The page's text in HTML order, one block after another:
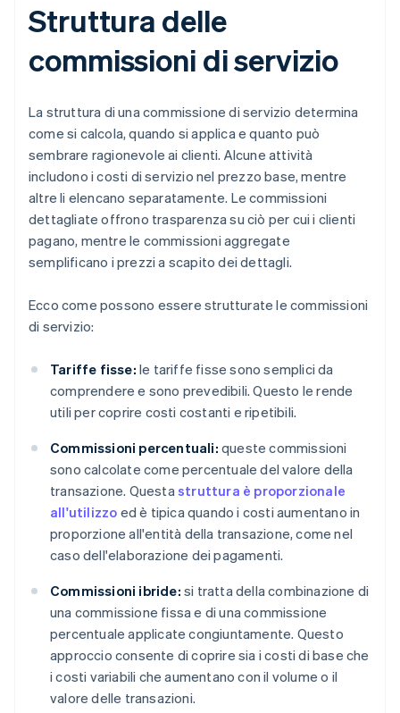
Struttura delle
commissioni di servizio
La struttura di una commissione di servizio determina
come si calcola, quando si applica e quanto può
sembrare ragionevole ai clienti. Alcune attività
includono i costi di servizio nel prezzo base, mentre
altre li elencano separatamente. Le commissioni
dettagliate offrono trasparenza su ciò per cui i clienti
pagano, mentre le commissioni aggregate
semplificano i prezzi a scapito dei dettagli.
Ecco come possono essere strutturate le commissioni
di servizio:
Tariffe fisse: le tariffe fisse sono semplici da
comprendere e sono prevedibili. Questo le rende
utili per coprire costi costanti e ripetibili.
Commissioni percentuali: queste commissioni
sono calcolate come percentuale del valore della
transazione. Questastruttura è proporzionale
all'utilizzo ed è tipica quando i costi aumentano in
proporzione all'entità della transazione, come nel
caso dell'elaborazione dei pagamenti.
Commissioni ibride: si tratta della combinazione di
una commissione fissa e di una commissione
percentuale applicate congiuntamente. Questo
approccio consente di coprire sia i costi di base che
i costi variabili che aumentano con il volume o il
valore delle transazioni.